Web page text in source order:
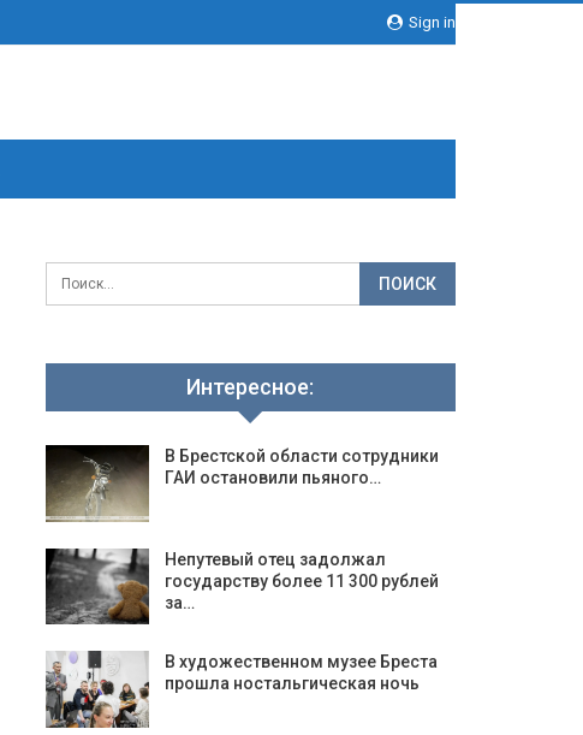
Sign in
Интересное:
В Брестской области сотрудники
ГАИ остановили пьяного…
Непутевый отец задолжал
государству более 11 300 рублей
за…
В художественном музее Бреста
прошла ностальгическая ночь